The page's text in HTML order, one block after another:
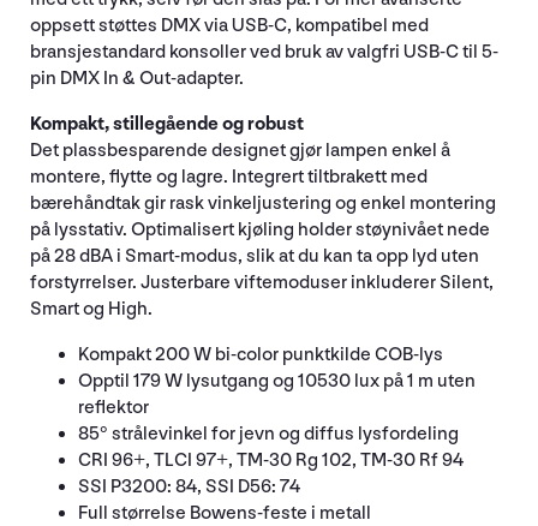
oppsett støttes DMX via USB-C, kompatibel med
bransjestandard konsoller ved bruk av valgfri USB-C til 5-
pin DMX In & Out-adapter.
Kompakt, stillegående og robust
Det plassbesparende designet gjør lampen enkel å
montere, flytte og lagre. Integrert tiltbrakett med
bærehåndtak gir rask vinkeljustering og enkel montering
på lysstativ. Optimalisert kjøling holder støynivået nede
på 28 dBA i Smart-modus, slik at du kan ta opp lyd uten
forstyrrelser. Justerbare viftemoduser inkluderer Silent,
Smart og High.
Kompakt 200 W bi-color punktkilde COB-lys
Opptil 179 W lysutgang og 10530 lux på 1 m uten
reflektor
85° strålevinkel for jevn og diffus lysfordeling
CRI 96+, TLCI 97+, TM-30 Rg 102, TM-30 Rf 94
SSI P3200: 84, SSI D56: 74
Full størrelse Bowens-feste i metall